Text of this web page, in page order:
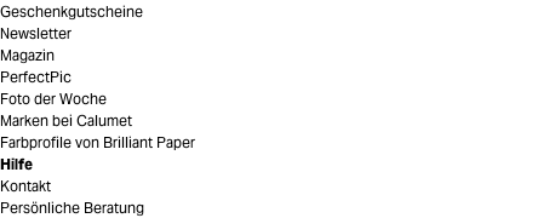
Geschenkgutscheine
Newsletter
Magazin
PerfectPic
Foto der Woche
Marken bei Calumet
Farbprofile von Brilliant Paper
Hilfe
Kontakt
Persönliche Beratung